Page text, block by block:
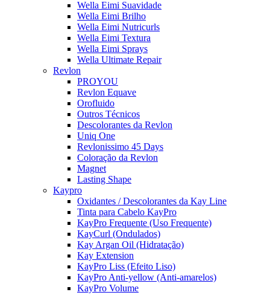
Wella Eimi Suavidade
Wella Eimi Brilho
Wella Eimi Nutricurls
Wella Eimi Textura
Wella Eimi Sprays
Wella Ultimate Repair
Revlon
PROYOU
Revlon Equave
Orofluido
Outros Técnicos
Descolorantes da Revlon
Uniq One
Revlonissimo 45 Days
Coloração da Revlon
Magnet
Lasting Shape
Kaypro
Oxidantes / Descolorantes da Kay Line
Tinta para Cabelo KayPro
KayPro Frequente (Uso Frequente)
KayCurl (Ondulados)
Kay Argan Oil (Hidratação)
Kay Extension
KayPro Liss (Efeito Liso)
KayPro Anti-yellow (Anti-amarelos)
KayPro Volume